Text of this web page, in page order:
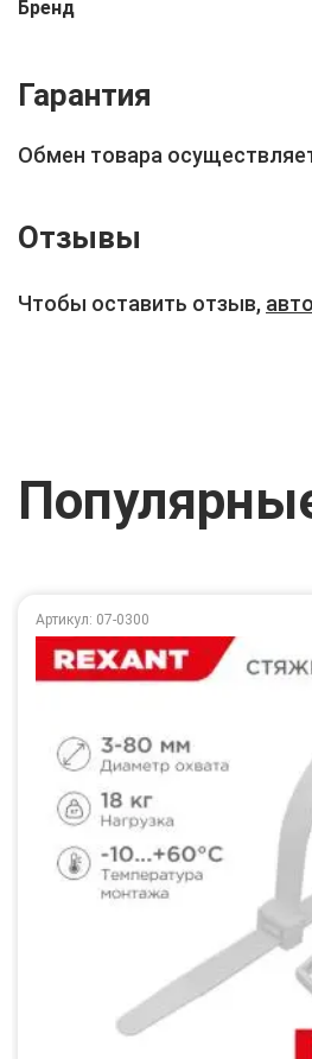
Бренд
Гарантия
Обмен товара
Отзывы
Чтобы оставить отзыв,
Артикул: 07-0300